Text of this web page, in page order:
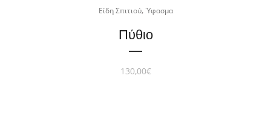
Είδη Σπιτιού, Ύφασμα
Πύθιο
130,00€